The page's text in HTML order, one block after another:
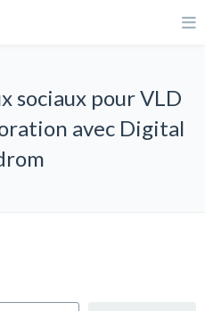
sociaux pour VLD
avec Digital